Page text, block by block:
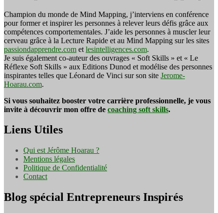
Champion du monde de Mind Mapping, j’interviens en conférence
pour former et inspirer les personnes à relever leurs défis grâce aux
compétences comportementales. J’aide les personnes à muscler leur
cerveau grâce à la Lecture Rapide et au Mind Mapping sur les sites
passiondapprendre.com et lesintelligences.com.
Je suis également co-auteur des ouvrages « Soft Skills » et « Le
Réflexe Soft Skills » aux Editions Dunod et modélise des personnes
inspirantes telles que Léonard de Vinci sur son site Jerome-
Hoarau.com.
Si vous souhaitez booster votre carrière professionnelle, je vous
invite à découvrir mon offre de coaching soft skills.
Liens Utiles
Qui est Jérôme Hoarau ?
Mentions légales
Politique de Confidentialité
Contact
Blog spécial Entrepreneurs Inspirés